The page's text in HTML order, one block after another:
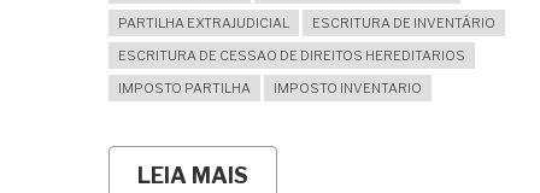
PARTILHA EXTRAJUDICIAL
ESCRITURA DE INVENTÁRIO
ESCRITURA DE CESSAO DE DIREITOS HEREDITARIOS
IMPOSTO PARTILHA
IMPOSTO INVENTARIO
LEIA MAIS